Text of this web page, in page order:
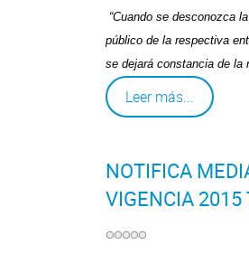
“Cuando se desconozca
público de la respectiva
se dejará constancia de la
Leer más...
NOTIFICA
VIGENCIA 2015